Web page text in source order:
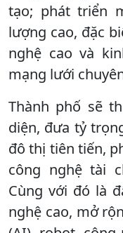
tạo; phát triển
lượng cao, đặc
nghệ cao và
mạng lưới
Thành phố sẽ
diện, đưa tỷ
đô thị tiên tiến,
công nghệ tài
Cùng với đó là
nghệ cao, mở